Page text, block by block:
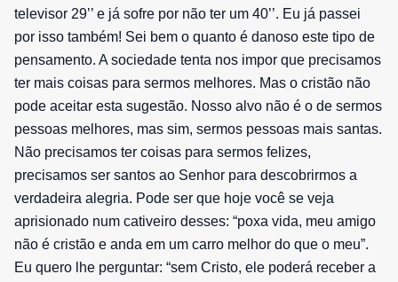
televisor 29’’ e já sofre por não ter um 40’’. Eu já passei
por isso também! Sei bem o quanto é danoso este tipo de
pensamento. A sociedade tenta nos impor que precisamos
ter mais coisas para sermos melhores. Mas o cristão não
pode aceitar esta sugestão. Nosso alvo não é o de sermos
pessoas melhores, mas sim, sermos pessoas mais santas.
Não precisamos ter coisas para sermos felizes,
precisamos ser santos ao Senhor para descobrirmos a
verdadeira alegria. Pode ser que hoje você se veja
aprisionado num cativeiro desses: “poxa vida, meu amigo
não é cristão e anda em um carro melhor do que o meu”.
Eu quero lhe perguntar: “sem Cristo, ele poderá receber a